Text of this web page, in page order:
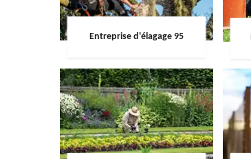
Entreprise d'élagage 95